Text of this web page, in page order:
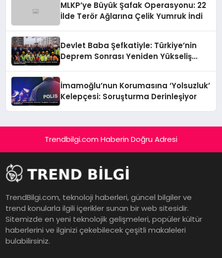
MLKP’ye Büyük Şafak Operasyonu: 22
İlde Terör Ağlarına Çelik Yumruk İndi
Devlet Baba Şefkatiyle: Türkiye’nin
Deprem Sonrası Yeniden Yükseliş
İmamoğlu’nun Korumasına ‘Yolsuzluk’
Kelepçesi: Soruşturma Derinleşiyor
Trendbilgi.com Haberin Doğru Adresi
TrendBilgi.com, teknoloji haberleri, güncel bilgiler ve
trend konularla ilgili içerikler sunan bir web sitesidir.
Sitemizde en yeni teknolojik gelişmeleri, popüler kültür
haberlerini ve ilginizi çekebilecek çeşitli makaleleri
bulabilirsiniz.